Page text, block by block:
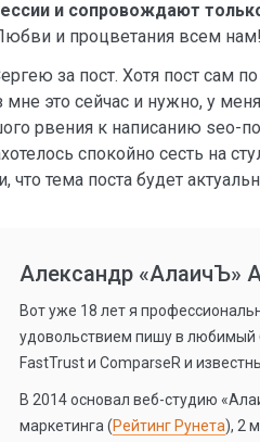
и сопровождают
и процветания всем нам!
за пост. Хотя пост сам
это сейчас и нужно, у
рвения к написанию seo-
спокойно сесть на
тема поста будет
Александр «АлаичЪ»
Вот уже 18 лет я
удовольствием пишу в любимый
FastTrust и ComparseR и
В 2014 основал веб-студию
маркетинга (Рейтинг Рунета), 2